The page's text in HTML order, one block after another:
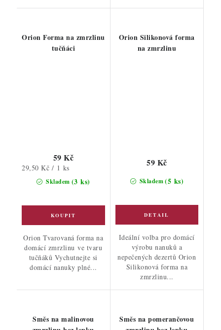
Orion Forma na zmrzlinu
tučňáci
Skladem (3 ks)
59 Kč
Měrná
29,50 Kč / 1 ks
Orion Tvarovaná forma na
domácí zmrzlinu ve tvaru
tučňáků Vychutnejte si
domácí nanuky plné...
Orion Silikonová forma
na zmrzlinu
Skladem(5 ks)
59 Kč
Ideální volba pro domácí
výrobu nanuků a
nepečených dezertů Orion
Silikonová forma na
zmrzlinu...
Směs na malinovou
Směs na pomerančovou